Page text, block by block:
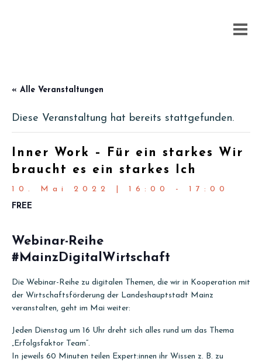
« Alle Veranstaltungen
Diese Veranstaltung hat bereits stattgefunden.
Inner Work – Für ein starkes Wir
braucht es ein starkes Ich
10. Mai 2022 | 16:00 - 17:00
FREE
Webinar-Reihe
#MainzDigitalWirtschaft
Die Webinar-Reihe zu digitalen Themen, die wir in Kooperation mit
der Wirtschaftsförderung der Landeshauptstadt Mainz
veranstalten, geht im Mai weiter:
Jeden Dienstag um 16 Uhr dreht sich alles rund um das Thema
„Erfolgsfaktor Team“.
In jeweils 60 Minuten teilen Expert:innen ihr Wissen z. B. zu